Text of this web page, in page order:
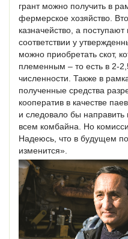
грант можно получить в
фермерское хозяйство.
казначейство, а
соответствии у
можно приобретать скот,
племенным – то есть в 2-
численности. Также в
полученные средства
кооператив в качестве
и следовало бы направить
всем комбайна. Но
Надеюсь, что в будущем
изменится».